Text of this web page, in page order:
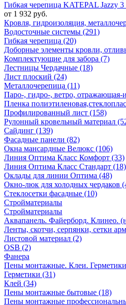
Гибкая черепица KATEPAL Jazzy
от 1 932 руб.
Кровля, гидроизоляция,
Водосточные системы (291)
Гибкая черепица (20)
Доборные элементы кровли,
Комплектующие для забора (7)
Лестницы Чердачные (18)
Лист плоский (24)
Металлочерепица (11)
Паро-, гидро-, ветро, отражающая-
Пленка
Профилированный лист (158)
Рулонный кровельный материал
Сайдинг (139)
Фасадные панели (82)
Окна мансардные Велюкс (106)
Линия Оптима Класс Комфорт (33)
Линия Оптима Класс Стандарт (18)
Оклады для линии Оптима (48)
Окно-люк для холодных чердаков
Стеклосетки фасадные (10)
Стройматериалы
Стройматериалы
Аквапанель. Файерборд.
Ленты, скотчи, серпянки, сетки
Листовой материал (2)
OSB (2)
Фанера
Пены монтажные. Клеи.
Герметики (31)
Клей (34)
Пены монтажные бытовые (18)
Пены монтажные